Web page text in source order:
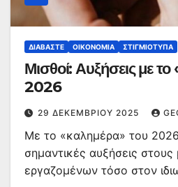
ΔΙΑΒΆΣΤΕ ΟΙΚΟΝΟΜΊΑ ΣΤΙΓΜΙΌΤΥΠΑ
Μισθοί: Αυξήσεις με
2026
29 ΔΕΚΕΜΒΡΊΟΥ 2025
Με το «καλημέρα» του
σημαντικές αυξήσεις
εργαζομένων τόσο στον